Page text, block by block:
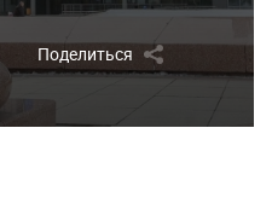
Поделиться